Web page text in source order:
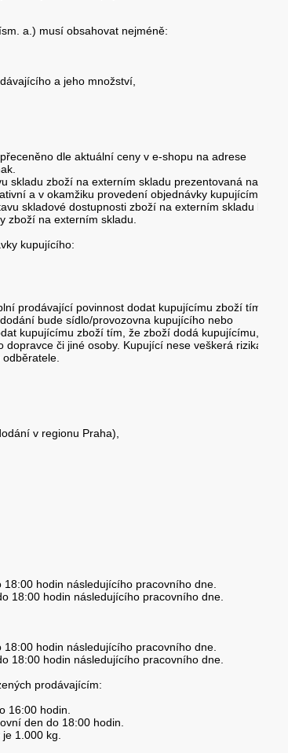
a.) musí obsahovat nejméně:
a jeho množství,
dle aktuální ceny v e-shopu na adrese
zboží na externím skladu prezentovaná na e-
a v okamžiku provedení objednávky kupujícím se
skladové dostupnosti zboží na externím skladu bude
zboží na externím skladu.
kupujícího:
prodávající povinnost dodat kupujícímu zboží tím, že
bude sídlo/provozovna kupujícího nebo
kupujícímu zboží tím, že zboží dodá kupujícímu,
či jiné osoby. Kupující nese veškerá rizika
v regionu Praha),
hodin následujícího pracovního dne.
18:00 hodin následujícího pracovního dne.
hodin následujícího pracovního dne.
18:00 hodin následujícího pracovního dne.
prodávajícím:
16:00 hodin.
den do 18:00 hodin.
1.000 kg.